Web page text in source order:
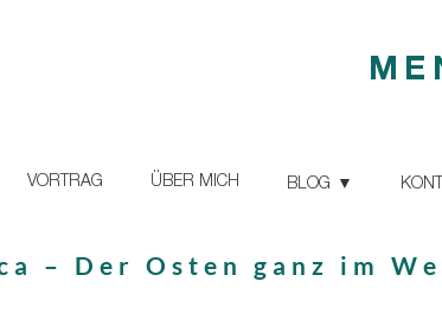
VORTRAG ÜBER MICH BLOG
– Der Osten ganz im